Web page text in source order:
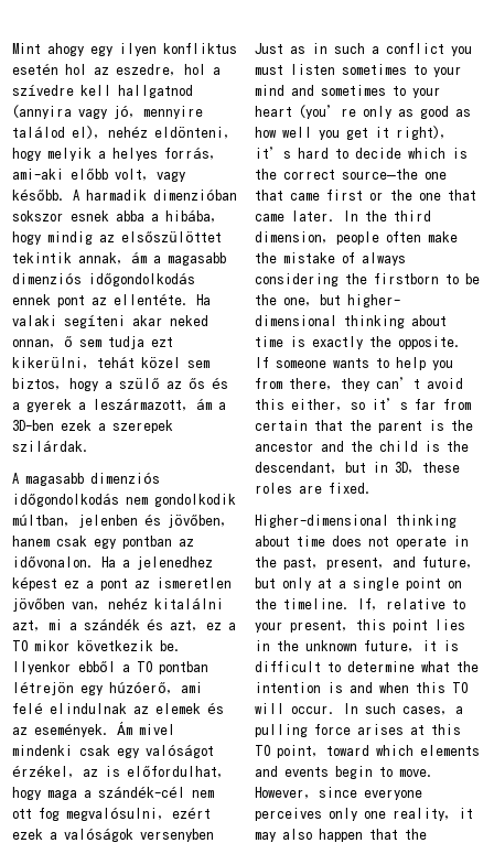
Mint ahogy egy ilyen konfliktus
esetén hol az eszedre, hol a
szívedre kell hallgatnod
(annyira vagy jó, mennyire
találod el), nehéz eldönteni,
hogy melyik a helyes forrás,
ami-aki előbb volt, vagy
később. A harmadik dimenzióban
sokszor esnek abba a hibába,
hogy mindig az elsőszülöttet
tekintik annak, ám a magasabb
dimenziós időgondolkodás
ennek pont az ellentéte. Ha
valaki segíteni akar neked
onnan, ő sem tudja ezt
kikerülni, tehát közel sem
biztos, hogy a szülő az ős és
a gyerek a leszármazott, ám a
3D-ben ezek a szerepek
szilárdak.
A magasabb dimenziós
időgondolkodás nem gondolkodik
múltban, jelenben és jövőben,
hanem csak egy pontban az
idővonalon. Ha a jelenedhez
képest ez a pont az ismeretlen
jövőben van, nehéz kitalálni
azt, mi a szándék és azt, ez a
T0 mikor következik be.
Ilyenkor ebből a T0 pontban
létrejön egy húzóerő, ami
felé elindulnak az elemek és
az események. Ám mivel
mindenki csak egy valóságot
érzékel, az is előfordulhat,
hogy maga a szándék-cél nem
ott fog megvalósulni, ezért
ezek a valóságok versenyben
Just as in such a conflict you
must listen sometimes to your
mind and sometimes to your
heart (you’re only as good as
how well you get it right),
it’s hard to decide which is
the correct source—the one
that came first or the one that
came later. In the third
dimension, people often make
the mistake of always
considering the firstborn to be
the one, but higher-
dimensional thinking about
time is exactly the opposite.
If someone wants to help you
from there, they can’t avoid
this either, so it’s far from
certain that the parent is the
ancestor and the child is the
descendant, but in 3D, these
roles are fixed.
Higher-dimensional thinking
about time does not operate in
the past, present, and future,
but only at a single point on
the timeline. If, relative to
your present, this point lies
in the unknown future, it is
difficult to determine what the
intention is and when this T0
will occur. In such cases, a
pulling force arises at this
T0 point, toward which elements
and events begin to move.
However, since everyone
perceives only one reality, it
may also happen that the